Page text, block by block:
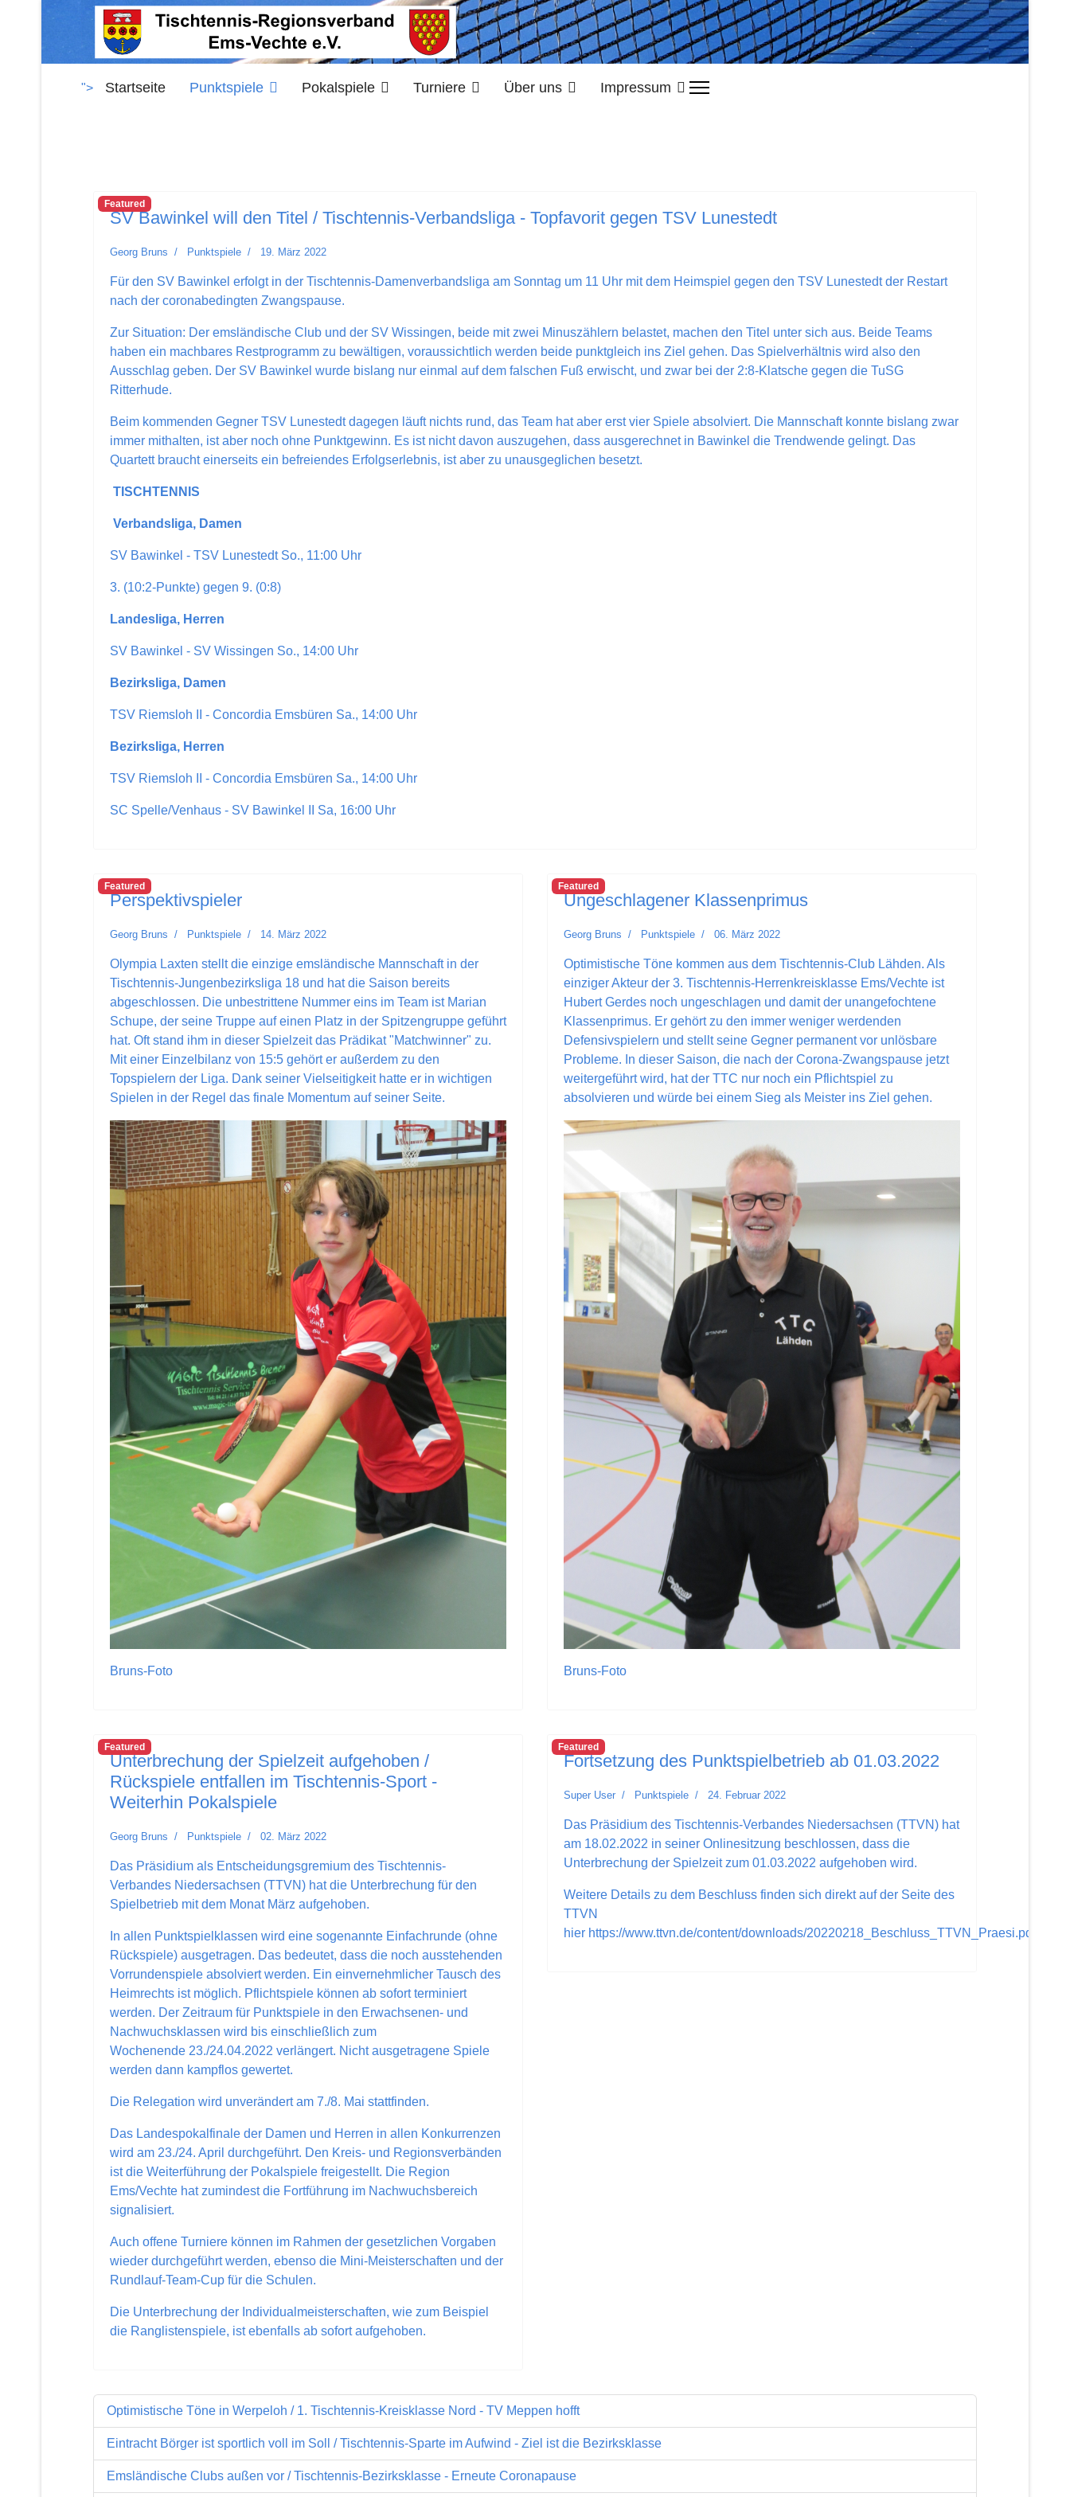
"> Startseite Punktspiele Pokalspiele Turniere Über uns Impressum
Featured
SV Bawinkel will den Titel / Tischtennis-Verbandsliga - Topfavorit gegen TSV Lunestedt
Georg Bruns Punktspiele 19. März 2022
Für den SV Bawinkel erfolgt in der Tischtennis-Damenverbandsliga am Sonntag um 11 Uhr mit dem Heimspiel gegen den TSV Lunestedt der Restart
nach der coronabedingten Zwangspause.
Zur Situation: Der emsländische Club und der SV Wissingen, beide mit zwei Minuszählern belastet, machen den Titel unter sich aus. Beide Teams
haben ein machbares Restprogramm zu bewältigen, voraussichtlich werden beide punktgleich ins Ziel gehen. Das Spielverhältnis wird also den
Ausschlag geben. Der SV Bawinkel wurde bislang nur einmal auf dem falschen Fuß erwischt, und zwar bei der 2:8-Klatsche gegen die TuSG
Ritterhude.
Beim kommenden Gegner TSV Lunestedt dagegen läuft nichts rund, das Team hat aber erst vier Spiele absolviert. Die Mannschaft konnte bislang zwar
immer mithalten, ist aber noch ohne Punktgewinn. Es ist nicht davon auszugehen, dass ausgerechnet in Bawinkel die Trendwende gelingt. Das
Quartett braucht einerseits ein befreiendes Erfolgserlebnis, ist aber zu unausgeglichen besetzt.
TISCHTENNIS
Verbandsliga, Damen
SV Bawinkel - TSV Lunestedt So., 11:00 Uhr
3. (10:2-Punkte) gegen 9. (0:8)
Landesliga, Herren
SV Bawinkel - SV Wissingen So., 14:00 Uhr
Bezirksliga, Damen
TSV Riemsloh II - Concordia Emsbüren Sa., 14:00 Uhr
Bezirksliga, Herren
TSV Riemsloh II - Concordia Emsbüren Sa., 14:00 Uhr
SC Spelle/Venhaus - SV Bawinkel II Sa, 16:00 Uhr
Featured
Perspektivspieler
Georg Bruns Punktspiele 14. März 2022
Olympia Laxten stellt die einzige emsländische Mannschaft in der
Tischtennis-Jungenbezirksliga 18 und hat die Saison bereits
abgeschlossen. Die unbestrittene Nummer eins im Team ist Marian
Schupe, der seine Truppe auf einen Platz in der Spitzengruppe geführt
hat. Oft stand ihm in dieser Spielzeit das Prädikat "Matchwinner" zu.
Mit einer Einzelbilanz von 15:5 gehört er außerdem zu den
Topspielern der Liga. Dank seiner Vielseitigkeit hatte er in wichtigen
Spielen in der Regel das finale Momentum auf seiner Seite.
Bruns-Foto
Featured
Ungeschlagener Klassenprimus
Georg Bruns Punktspiele 06. März 2022
Optimistische Töne kommen aus dem Tischtennis-Club Lähden. Als
einziger Akteur der 3. Tischtennis-Herrenkreisklasse Ems/Vechte ist
Hubert Gerdes noch ungeschlagen und damit der unangefochtene
Klassenprimus. Er gehört zu den immer weniger werdenden
Defensivspielern und stellt seine Gegner permanent vor unlösbare
Probleme. In dieser Saison, die nach der Corona-Zwangspause jetzt
weitergeführt wird, hat der TTC nur noch ein Pflichtspiel zu
absolvieren und würde bei einem Sieg als Meister ins Ziel gehen.
Bruns-Foto
Featured
Unterbrechung der Spielzeit aufgehoben /
Rückspiele entfallen im Tischtennis-Sport -
Weiterhin Pokalspiele
Georg Bruns Punktspiele 02. März 2022
Das Präsidium als Entscheidungsgremium des Tischtennis-
Verbandes Niedersachsen (TTVN) hat die Unterbrechung für den
Spielbetrieb mit dem Monat März aufgehoben.
In allen Punktspielklassen wird eine sogenannte Einfachrunde (ohne
Rückspiele) ausgetragen. Das bedeutet, dass die noch ausstehenden
Vorrundenspiele absolviert werden. Ein einvernehmlicher Tausch des
Heimrechts ist möglich. Pflichtspiele können ab sofort terminiert
werden. Der Zeitraum für Punktspiele in den Erwachsenen- und
Nachwuchsklassen wird bis einschließlich zum
Wochenende 23./24.04.2022 verlängert. Nicht ausgetragene Spiele
werden dann kampflos gewertet.
Die Relegation wird unverändert am 7./8. Mai stattfinden.
Das Landespokalfinale der Damen und Herren in allen Konkurrenzen
wird am 23./24. April durchgeführt. Den Kreis- und Regionsverbänden
ist die Weiterführung der Pokalspiele freigestellt. Die Region
Ems/Vechte hat zumindest die Fortführung im Nachwuchsbereich
signalisiert.
Auch offene Turniere können im Rahmen der gesetzlichen Vorgaben
wieder durchgeführt werden, ebenso die Mini-Meisterschaften und der
Rundlauf-Team-Cup für die Schulen.
Die Unterbrechung der Individualmeisterschaften, wie zum Beispiel
die Ranglistenspiele, ist ebenfalls ab sofort aufgehoben.
Featured
Fortsetzung des Punktspielbetrieb ab 01.03.2022
Super User Punktspiele 24. Februar 2022
Das Präsidium des Tischtennis-Verbandes Niedersachsen (TTVN) hat
am 18.02.2022 in seiner Onlinesitzung beschlossen, dass die
Unterbrechung der Spielzeit zum 01.03.2022 aufgehoben wird.
Weitere Details zu dem Beschluss finden sich direkt auf der Seite des
TTVN
hier https://www.ttvn.de/content/downloads/20220218_Beschluss_TTVN_Praesi.pdf
Optimistische Töne in Werpeloh / 1. Tischtennis-Kreisklasse Nord - TV Meppen hofft
Eintracht Börger ist sportlich voll im Soll / Tischtennis-Sparte im Aufwind - Ziel ist die Bezirksklasse
Emsländische Clubs außen vor / Tischtennis-Bezirksklasse - Erneute Coronapause